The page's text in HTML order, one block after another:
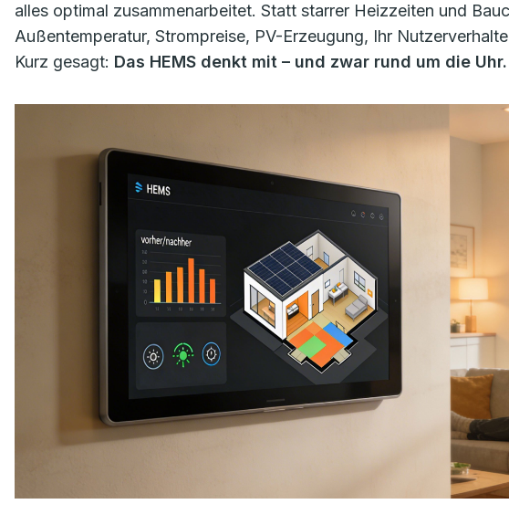
alles optimal zusammenarbeitet. Statt starrer Heizzeiten und
Außentemperatur, Strompreise, PV-Erzeugung, Ihr
Kurz gesagt: Das HEMS denkt mit – und zwar rund um die Uhr.